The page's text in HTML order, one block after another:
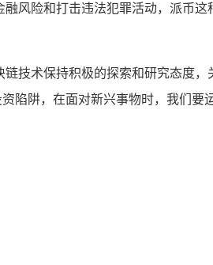
风险和打击违法犯罪活动，派币这
技术保持积极的探索和研究态度，
陷阱，在面对新兴事物时，我们要